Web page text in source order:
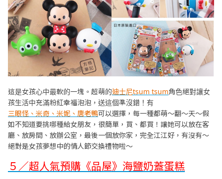
這是女孩心中最軟的一塊。超萌的迪士尼tsum tsum角色絕對讓女
孩生活中充滿粉紅幸福泡泡，送這個準沒錯！有
三眼怪、米奇、米妮、唐老鴨可以選擇，每一種都萌～翻～天～假
如不知道要挑哪種給女朋友，很簡單，買、都買！讓她可以放在客
廳、放房間、放辦公室，最後一個放你家，完全江江好，有沒有～
絕對是女孩夢想中的情人節交換禮物啦～
５／超人氣預購《品屋》海鹽奶蓋蛋糕